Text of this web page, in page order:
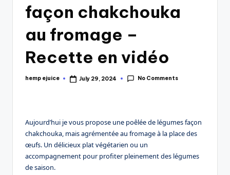
façon chakchouka
au fromage –
Recette en vidéo
Posted
hemp ejuice July 29, 2024 No Comments
Aujourd’hui je vous propose une poêlée de légumes façon
chakchouka, mais agrémentée au fromage à la place des
œufs. Un délicieux plat végétarien ou un
accompagnement pour profiter pleinement des légumes
de saison.